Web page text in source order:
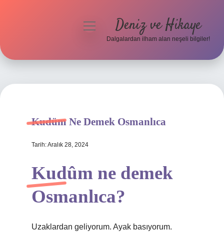
Hakkımızda
menüyü
Deniz ve Hikaye
Dalgalardan ilham alan neşeli bilgiler!
Kudüm Ne Demek Osmanlıca
Tarih: Aralık 28, 2024
Kudûm ne demek
Osmanlıca?
Uzaklardan geliyorum. Ayak basıyorum.